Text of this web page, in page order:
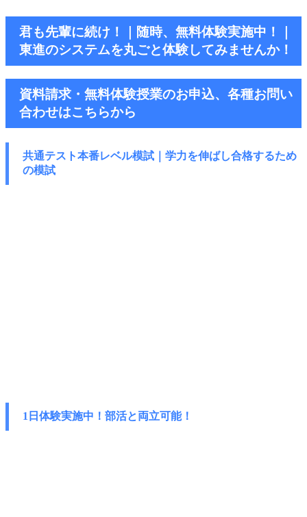
君も先輩に続け！｜随時、無料体験実施中！｜
東進のシステムを丸ごと体験してみませんか！
資料請求・無料体験授業のお申込、各種お問い
合わせはこちらから
共通テスト本番レベル模試｜学力を伸ばし合格するため
の模試
1日体験実施中！部活と両立可能！